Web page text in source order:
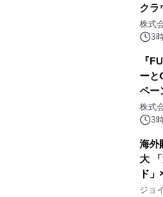
クラ
開始
株式
3
『
ーと
ペー
GR
メニ
株式
3
海外
大
ド
開始
ジョ